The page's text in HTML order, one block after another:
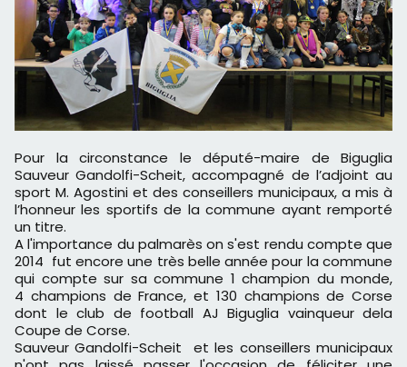
Pour la circonstance le député-maire de Biguglia
Sauveur Gandolfi-Scheit, accompagné de l’adjoint au
sport M. Agostini et des conseillers municipaux, a mis à
l’honneur les sportifs de la commune ayant remporté
un titre.
A l'importance du palmarès on s'est rendu compte que
2014 fut encore une très belle année pour la commune
qui compte sur sa commune 1 champion du monde,
4 champions de France, et 130 champions de Corse
dont le club de football AJ Biguglia vainqueur dela
Coupe de Corse.
Sauveur Gandolfi-Scheit et les conseillers municipaux